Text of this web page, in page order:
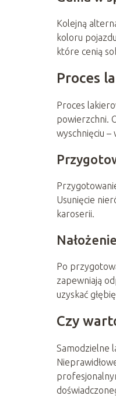
Kolejną
koloru
które cenią
Proces
Proces
powierzchni.
wyschnięciu –
Usunięcie
karoserii.
Po
zapewniają
uzyskać
Czy
Samodzielne